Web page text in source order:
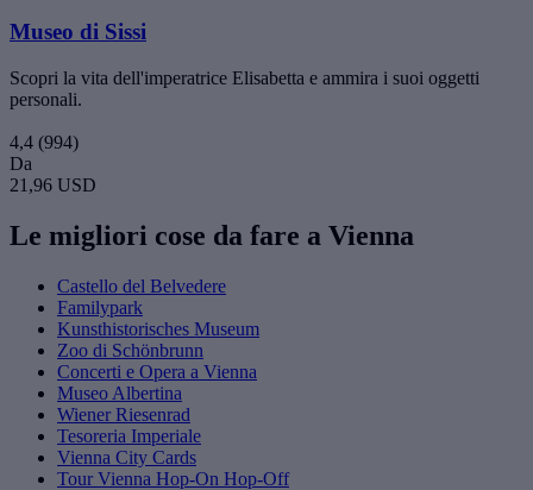
Museo di Sissi
Scopri la vita dell'imperatrice Elisabetta e ammira i suoi oggetti
personali.
4,4 (994)
Da
21,96 USD
Le migliori cose da fare a Vienna
Castello del Belvedere
Familypark
Kunsthistorisches Museum
Zoo di Schönbrunn
Concerti e Opera a Vienna
Museo Albertina
Wiener Riesenrad
Tesoreria Imperiale
Vienna City Cards
Tour Vienna Hop-On Hop-Off